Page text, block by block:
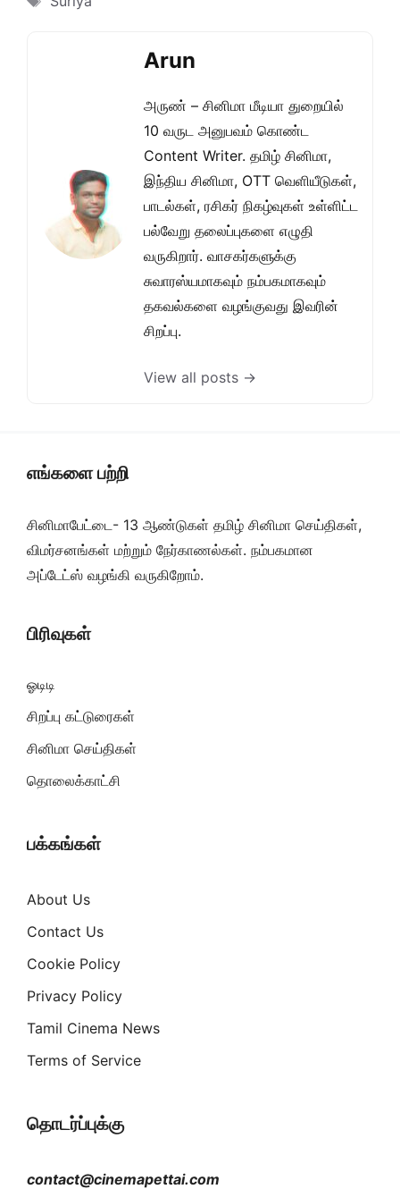
Arun
அருண் – சினிமா மீடியா துறையில்
10 வருட அனுபவம் கொண்ட
Content Writer. தமிழ் சினிமா,
இந்திய சினிமா, OTT வெளியீடுகள்,
பாடல்கள், ரசிகர் நிகழ்வுகள் உள்ளிட்ட
பல்வேறு தலைப்புகளை எழுதி
வருகிறார். வாசகர்களுக்கு
சுவாரஸ்யமாகவும் நம்பகமாகவும்
தகவல்களை வழங்குவது இவரின்
சிறப்பு.
View all posts →
எங்களை பற்றி
சினிமாபேட்டை- 13 ஆண்டுகள் தமிழ் சினிமா செய்திகள்,
விமர்சனங்கள் மற்றும் நேர்காணல்கள். நம்பகமான
அப்டேட்ஸ் வழங்கி வருகிறோம்.
பிரிவுகள்
ஓடிடி
சிறப்பு கட்டுரைகள்
சினிமா செய்திகள்
தொலைக்காட்சி
பக்கங்கள்
About Us
Contact Us
Cookie Policy
Privacy Policy
Tamil Cinema News
Terms of Service
தொடர்ப்புக்கு
contact@cinemapettai.com